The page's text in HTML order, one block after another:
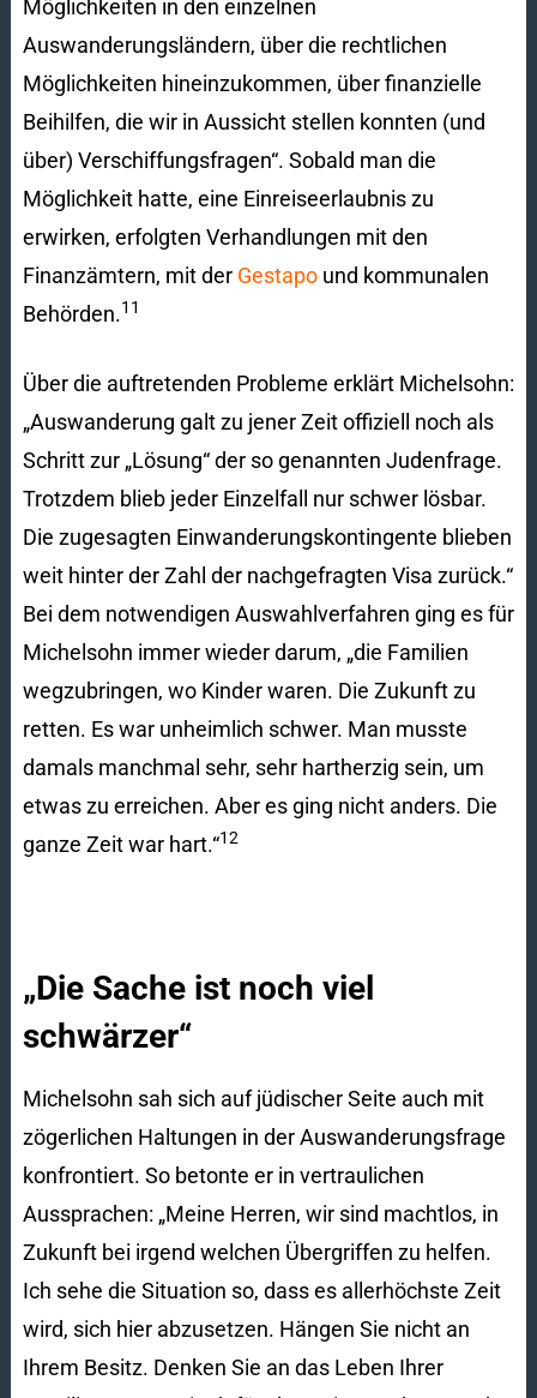
Möglichkeiten in den einzelnen
Auswanderungsländern, über die rechtlichen
Möglichkeiten hineinzukommen, über finanzielle
Beihilfen, die wir in Aussicht stellen konnten (und
über) Verschiffungsfragen“. Sobald man die
Möglichkeit hatte, eine Einreiseerlaubnis zu
erwirken, erfolgten Verhandlungen mit den
Finanzämtern, mit der Gestapound kommunalen
Behörden.11
Über die auftretenden Probleme erklärt Michelsohn:
„Auswanderung galt zu jener Zeit offiziell noch als
Schritt zur „Lösung“ der so genannten Judenfrage.
Trotzdem blieb jeder Einzelfall nur schwer lösbar.
Die zugesagten Einwanderungskontingente blieben
weit hinter der Zahl der nachgefragten Visa zurück.“
Bei dem notwendigen Auswahlverfahren ging es für
Michelsohn immer wieder darum, „die Familien
wegzubringen, wo Kinder waren. Die Zukunft zu
retten. Es war unheimlich schwer. Man musste
damals manchmal sehr, sehr hartherzig sein, um
etwas zu erreichen. Aber es ging nicht anders. Die
ganze Zeit war hart.“12
„Die Sache ist noch viel
schwärzer“
Michelsohn sah sich auf jüdischer Seite auch mit
zögerlichen Haltungen in der Auswanderungsfrage
konfrontiert. So betonte er in vertraulichen
Aussprachen: „Meine Herren, wir sind machtlos, in
Zukunft bei irgend welchen Übergriffen zu helfen.
Ich sehe die Situation so, dass es allerhöchste Zeit
wird, sich hier abzusetzen. Hängen Sie nicht an
Ihrem Besitz. Denken Sie an das Leben Ihrer